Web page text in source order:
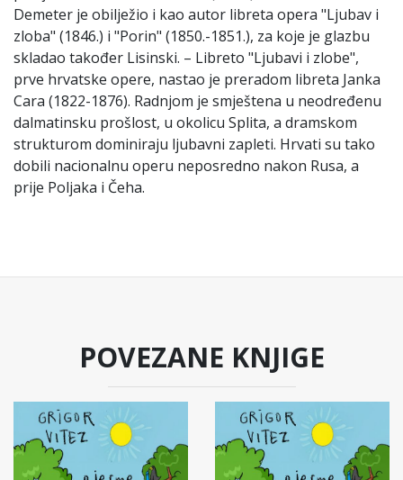
Demeter je obilježio i kao autor libreta opera "Ljubav i
zloba" (1846.) i "Porin" (1850.-1851.), za koje je glazbu
skladao također Lisinski. – Libreto "Ljubavi i zlobe",
prve hrvatske opere, nastao je preradom libreta Janka
Cara (1822-1876). Radnjom je smještena u neodređenu
dalmatinsku prošlost, u okolicu Splita, a dramskom
strukturom dominiraju ljubavni zapleti. Hrvati su tako
dobili nacionalnu operu neposredno nakon Rusa, a
prije Poljaka i Čeha.
POVEZANE KNJIGE